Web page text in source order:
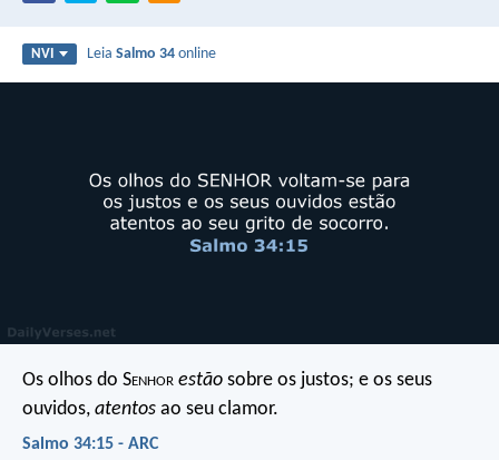
NVI LeiaSalmo 34 online
Os olhos do Senhor estão sobre os justos; e os seus
ouvidos, atentos ao seu clamor.
Salmo 34:15 - ARC